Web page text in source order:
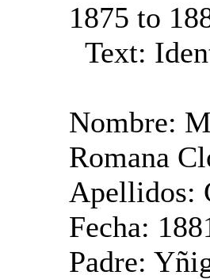
1875 to
Text:
Nombre:
Romana
Apellidos:
Fecha:
Padre: